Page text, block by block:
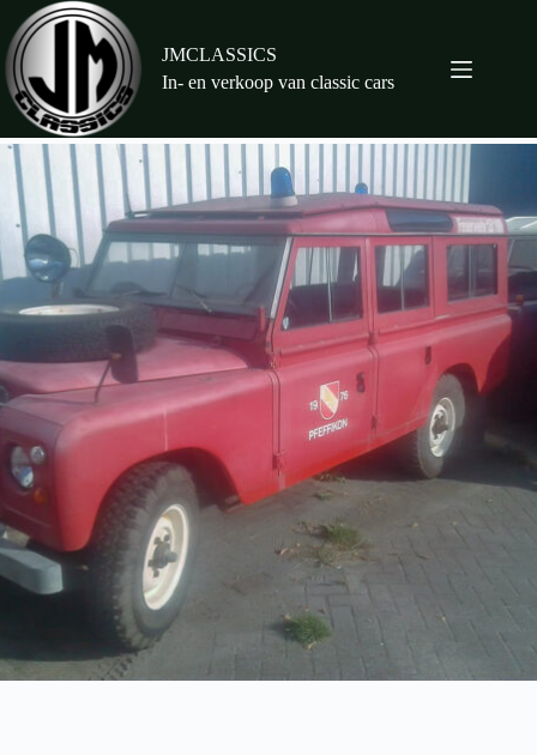
naar
de
inhoud
JMCLASSICS
In- en verkoop van classic cars